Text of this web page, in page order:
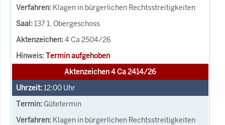
Klagen in bürgerlichen Rechtsstreitigkeiten
137 1. Obergeschoss
4 Ca 2504/26
Termin aufgehoben
Aktenzeichen 4 Ca 2414/26
12:00 Uhr
Gütetermin
Klagen in bürgerlichen Rechtsstreitigkeiten